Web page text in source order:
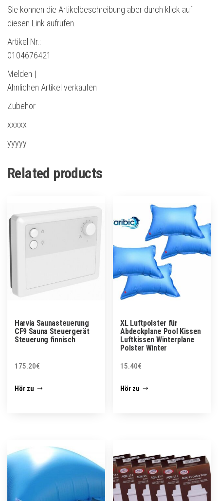
Sie können die Artikelbeschreibung aber durch klick auf
diesen Link aufrufen.
Artikel Nr.:
0104676421
Melden |
Ähnlichen Artikel verkaufen
Zubehör
xxxxx
yyyyy
Related products
Harvia Saunasteuerung
CF9 Sauna Steuergerät
Steuerung finnisch
175.20€
Hör zu
XL Luftpolster für
Abdeckplane Pool Kissen
Luftkissen Winterplane
Polster Winter
15.40€
Hör zu